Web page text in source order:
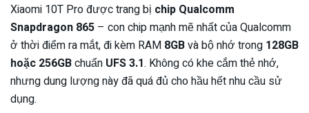
Xiaomi 10T Pro được trang bị chip Qualcomm
Snapdragon 865 – con chip mạnh mẽ nhất của Qualcomm
ở thời điểm ra mắt, đi kèm RAM 8GBvà bộ nhớ trong 128GB
hoặc 256GBchuẩn UFS 3.1. Không có khe cắm thẻ nhớ,
nhưng dung lượng này đã quá đủ cho hầu hết nhu cầu sử
dụng.